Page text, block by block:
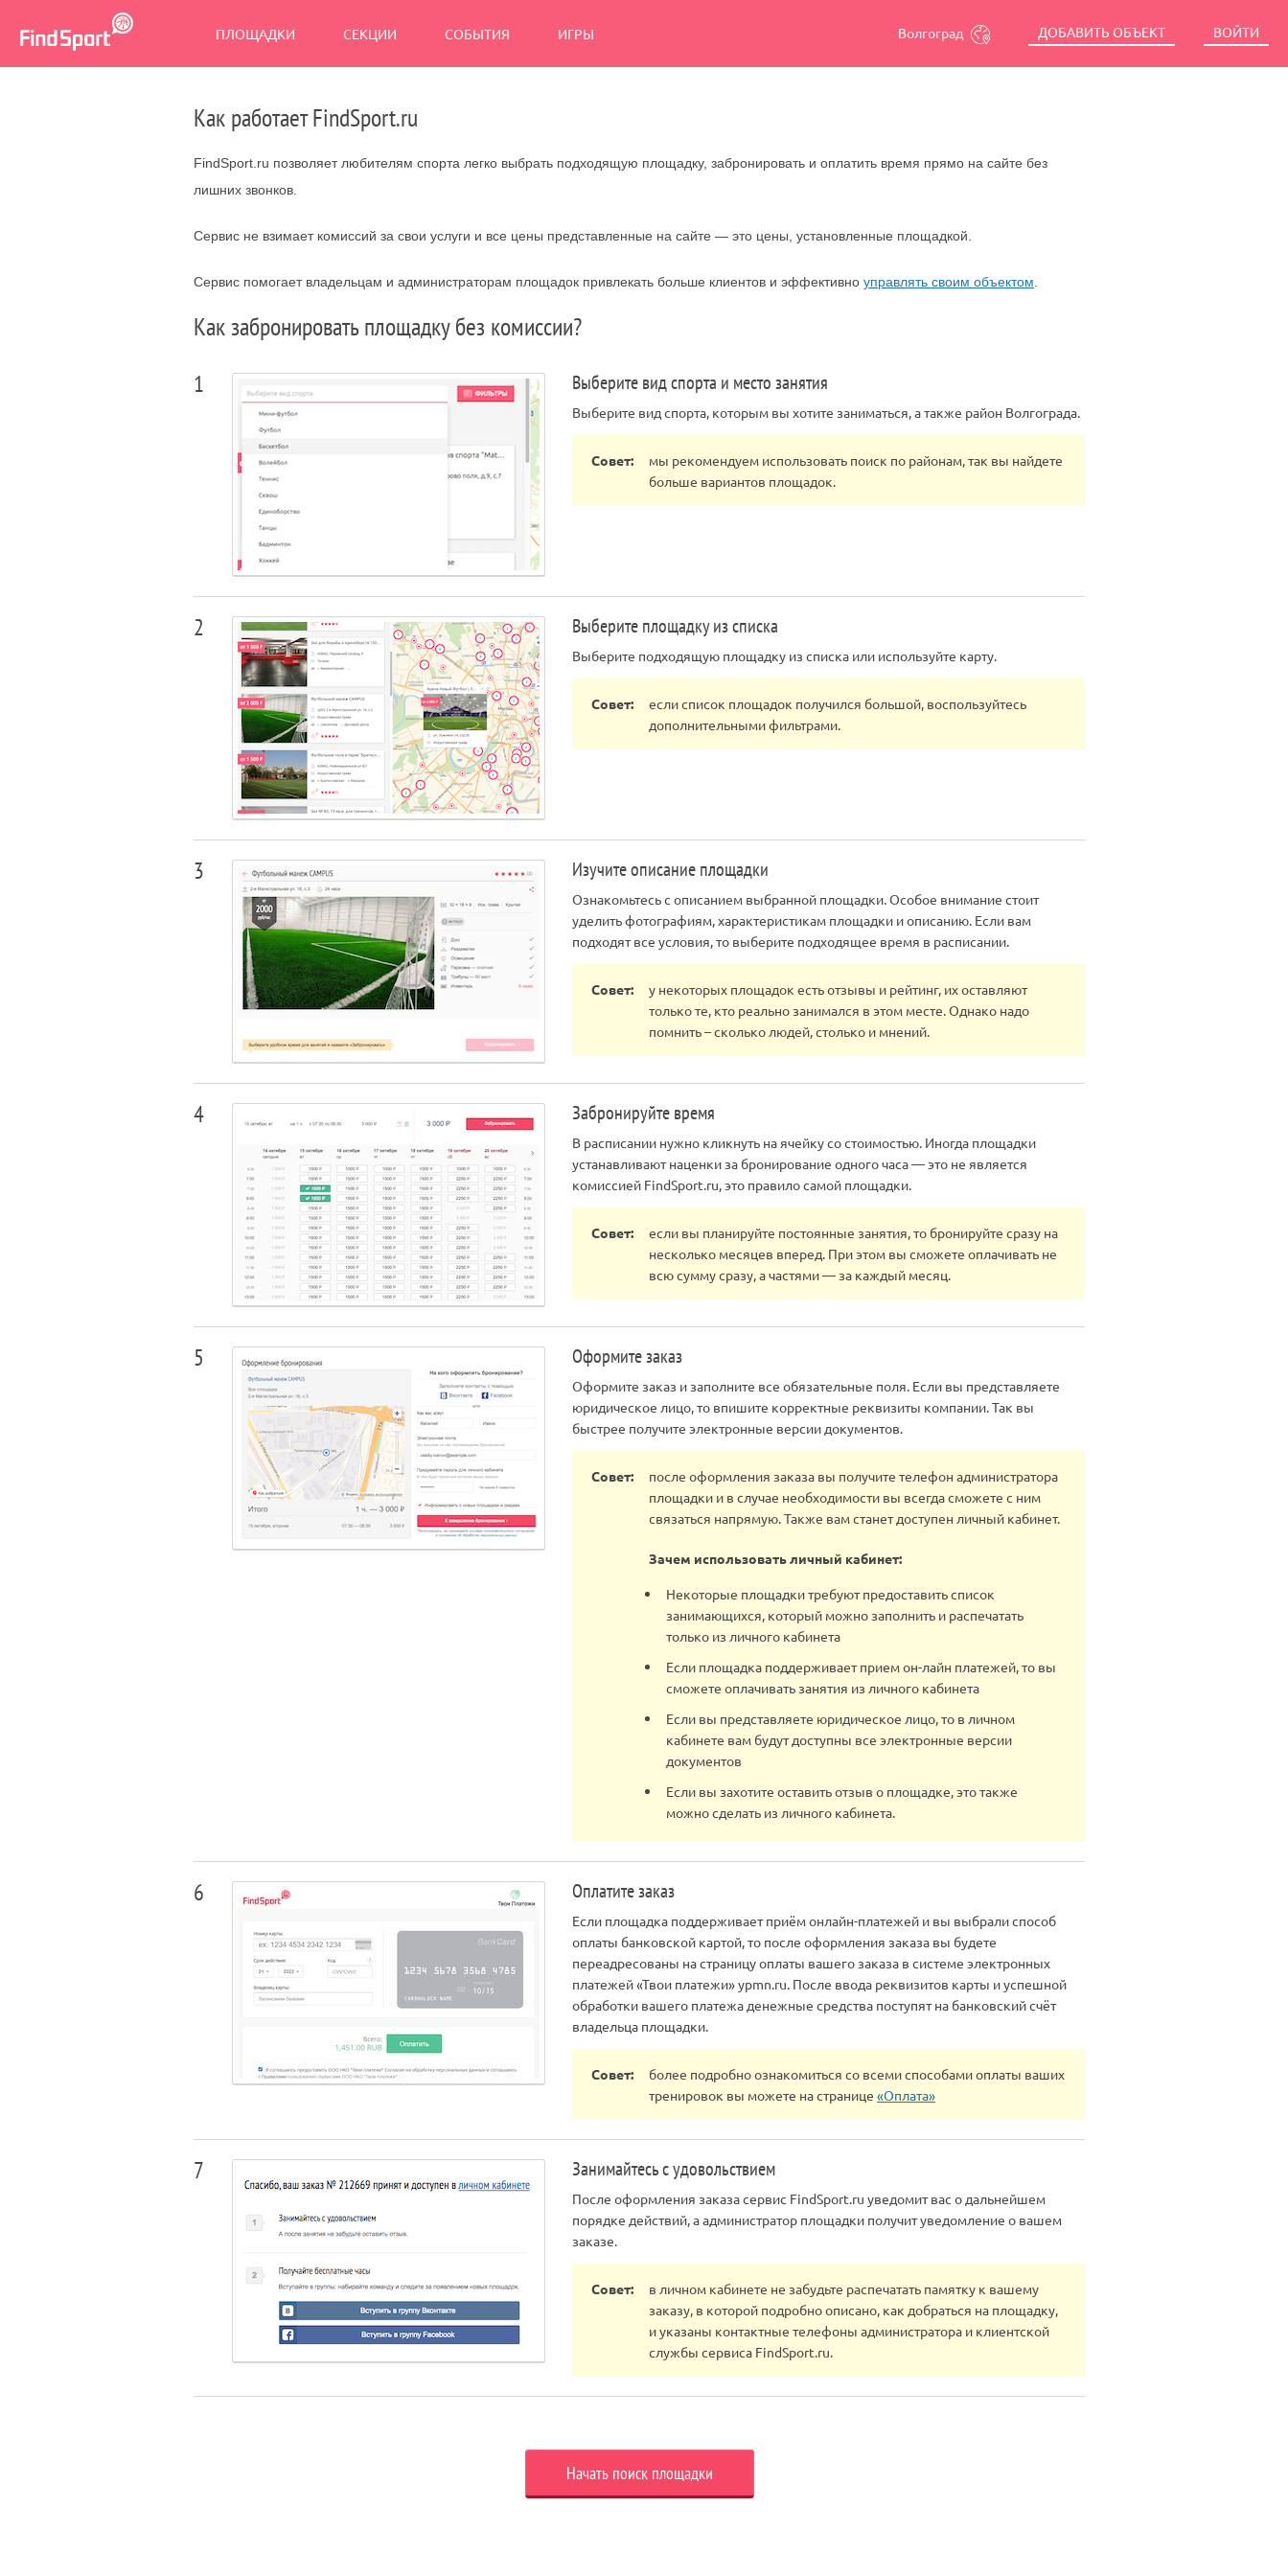
ПЛОЩАДКИ СЕКЦИИ СОБЫТИЯ ИГРЫ Волгоград ДОБАВИТЬ ОБЪЕКТ ВОЙТИ
Как работает FindSport.ru
FindSport.ru позволяет любителям спорта легко выбрать подходящую площадку, забронировать и оплатить время прямо на сайте без
лишних звонков.
Сервис не взимает комиссий за свои услуги и все цены представленные на сайте — это цены, установленные площадкой.
Сервис помогает владельцам и администраторам площадок привлекать больше клиентов и эффективно управлять своим объектом
Как забронировать площадку без комиссии?
Выберите вид спорта и место занятия
Выберите вид спорта, которым вы хотите заниматься, а также район Волгограда.
Совет:
мы рекомендуем использовать поиск по районам, так вы найдете
больше вариантов площадок.
Выберите площадку из списка
Выберите подходящую площадку из списка или используйте карту.
Совет:
если список площадок получился большой, воспользуйтесь
дополнительными фильтрами.
Изучите описание площадки
Ознакомьтесь с описанием выбранной площадки. Особое внимание стоит
уделить фотографиям, характеристикам площадки и описанию. Если вам
подходят все условия, то выберите подходящее время в расписании.
Совет:
у некоторых площадок есть отзывы и рейтинг, их оставляют
только те, кто реально занимался в этом месте. Однако надо
помнить – сколько людей, столько и мнений.
Забронируйте время
В расписании нужно кликнуть на ячейку со стоимостью. Иногда площадки
устанавливают наценки за бронирование одного часа — это не является
комиссией FindSport.ru, это правило самой площадки.
Совет:
если вы планируйте постоянные занятия, то бронируйте сразу на
несколько месяцев вперед. При этом вы сможете оплачивать не
всю сумму сразу, а частями — за каждый месяц.
Оформите заказ
Оформите заказ и заполните все обязательные поля. Если вы представляете
юридическое лицо, то впишите корректные реквизиты компании. Так вы
быстрее получите электронные версии документов.
Совет:
после оформления заказа вы получите телефон администратора
площадки и в случае необходимости вы всегда сможете с ним
связаться напрямую. Также вам станет доступен личный кабинет.
Зачем использовать личный кабинет:
Некоторые площадки требуют предоставить список
занимающихся, который можно заполнить и распечатать
только из личного кабинета
Если площадка поддерживает прием он-лайн платежей, то вы
сможете оплачивать занятия из личного кабинета
Если вы представляете юридическое лицо, то в личном
кабинете вам будут доступны все электронные версии
документов
Если вы захотите оставить отзыв о площадке, это также
можно сделать из личного кабинета.
Оплатите заказ
Если площадка поддерживает приём онлайн-платежей и вы выбрали способ
оплаты банковской картой, то после оформления заказа вы будете
переадресованы на страницу оплаты вашего заказа в системе электронных
платежей «Твои платежи» ypmn.ru. После ввода реквизитов карты и успешной
обработки вашего платежа денежные средства поступят на банковский счёт
владельца площадки.
Совет:
более подробно ознакомиться со всеми способами оплаты ваших
тренировок вы можете на странице «Оплата»
Занимайтесь с удовольствием
После оформления заказа сервис FindSport.ru уведомит вас о дальнейшем
порядке действий, а администратор площадки получит уведомление о вашем
заказе.
Совет:
в личном кабинете не забудьте распечатать памятку к вашему
заказу, в которой подробно описано, как добраться на площадку,
и указаны контактные телефоны администратора и клиентской
службы сервиса FindSport.ru.
Начать поиск площадки